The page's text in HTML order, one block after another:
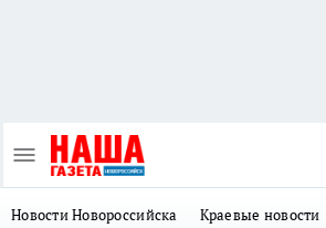
Новости Новороссийска Краевые новости